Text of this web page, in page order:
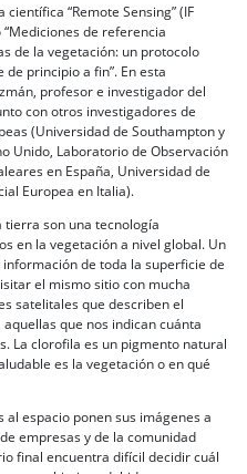
“Remote Sensing” (IF
de referencia
de la vegetación: un protocolo
principio a fin”. En esta
profesor e investigador del
con otros investigadores de
(Universidad de Southampton y
Unido, Laboratorio de Observación
en España, Universidad de
Europea en Italia).
tierra son una tecnología
en la vegetación a nivel global. Un
de toda la superficie de
el mismo sitio con mucha
satelitales que describen el
que nos indican cuánta
La clorofila es un pigmento natural
es la vegetación o en qué
espacio ponen sus imágenes a
empresas y de la comunidad
final encuentra difícil decidir cuál